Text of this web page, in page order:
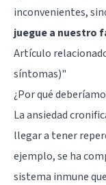
inconvenientes,
juegue a nuestro
Artículo
síntomas)"
¿Por qué
La ansiedad
llegar a tener
ejemplo, se ha
sistema inmune